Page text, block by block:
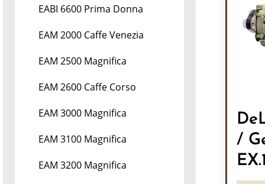
EABI 6600 Prima Donna
EAM 2000 Caffe Venezia
EAM 2500 Magnifica
EAM 2600 Caffe Corso
EAM 3000 Magnifica
EAM 3100 Magnifica
EAM 3200 Magnifica
/
EX.1